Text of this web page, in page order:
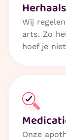
Wij
arts. Zo
hoef je
Onze